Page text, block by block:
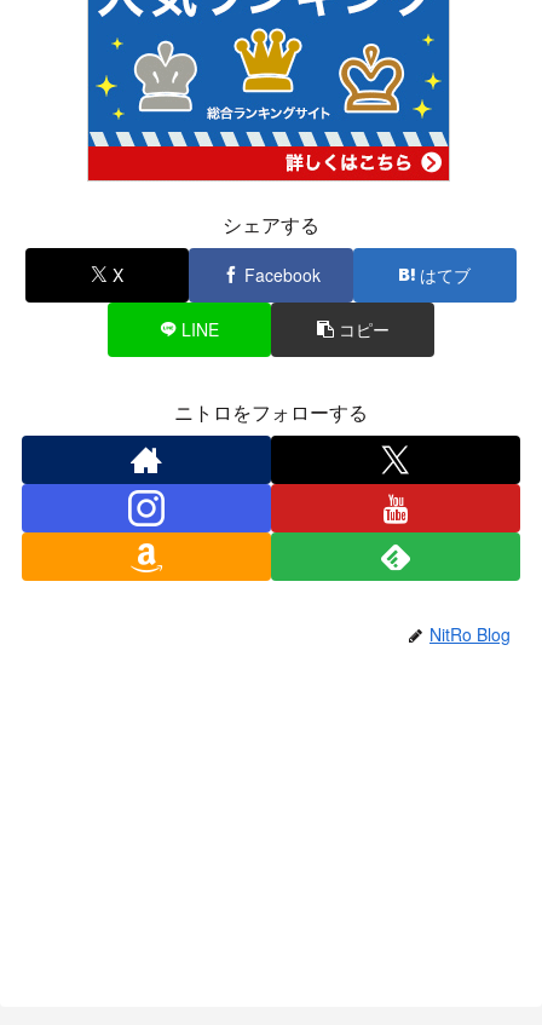
シェアする
X Facebook はてブ
LINE コピー
ニトロをフォローする
NitRo Blog